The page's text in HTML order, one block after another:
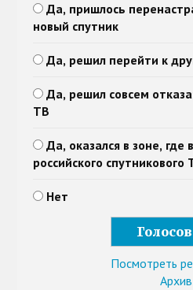
Да, пришлось
новый спутник
Да, решил перейти к
Да, решил совсем
ТВ
Да, оказался в зоне,
российского спутникового
Нет
Посмотреть
Архив